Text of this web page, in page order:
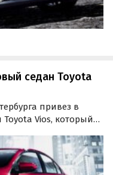
седан Toyota
привез в
Vios, который
2 170 000 рублей,